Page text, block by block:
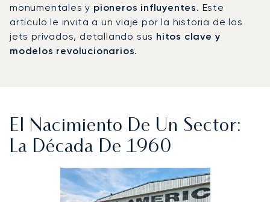
monumentales y pioneros influyentes. Este
artículo le invita a un viaje por la historia de los
jets privados, detallando sus hitos clave y
modelos revolucionarios.
El Nacimiento De Un Sector:
La Década De 1960